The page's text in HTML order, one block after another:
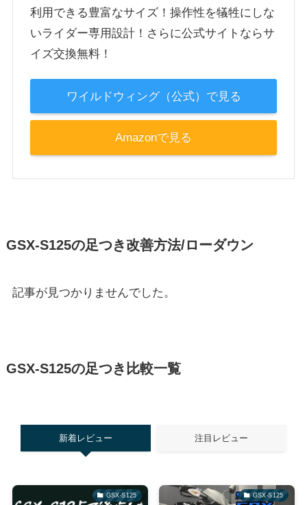
利用できる豊富なサイズ！操作性を犠牲にしな
いライダー専用設計！さらに公式サイトならサ
イズ交換無料！
ワイルドウィング（公式）で見る
Amazonで見る
GSX-S125の足つき改善方法/ローダウン
記事が見つかりませんでした。
GSX-S125の足つき比較一覧
新着レビュー 注目レビュー
GSX-S125 GSX-S125